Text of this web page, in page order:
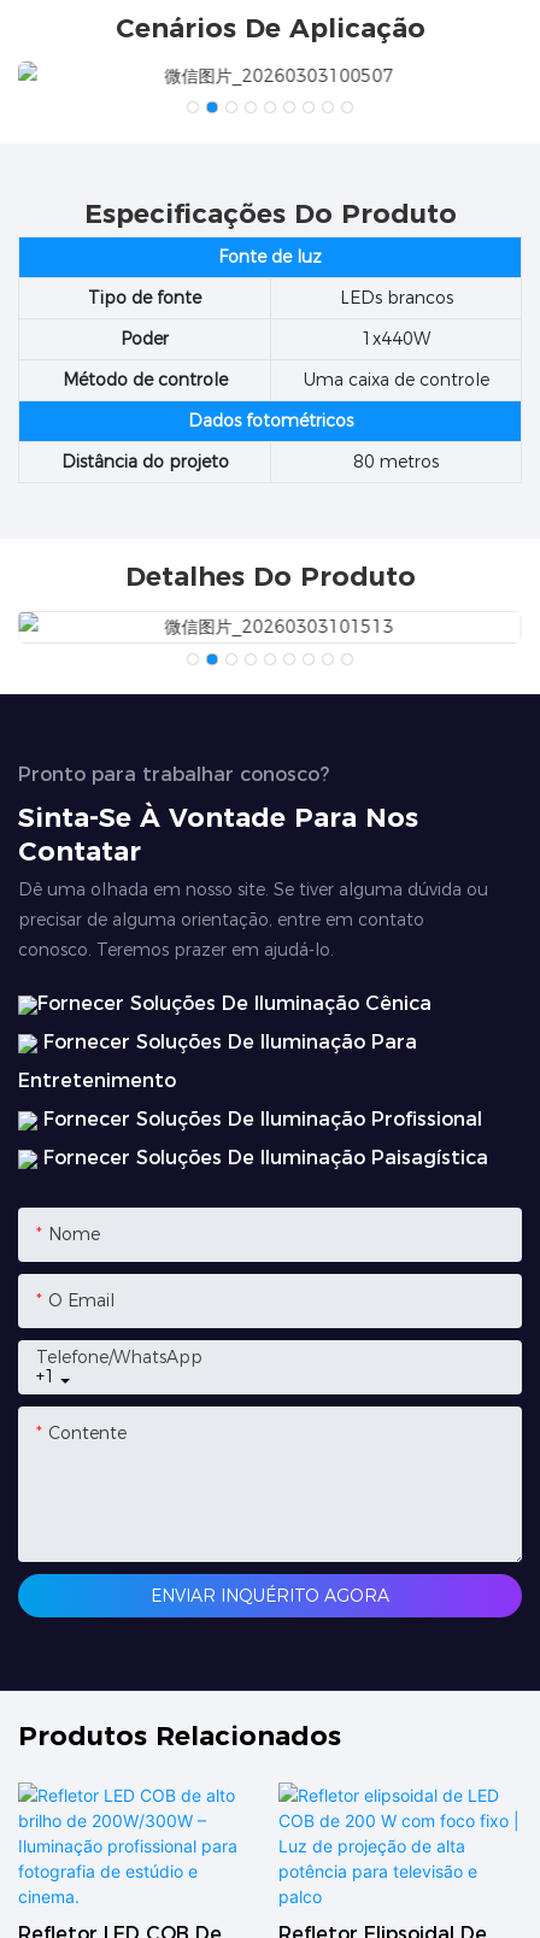
Cenários De Aplicação
Especificações Do Produto
Fonte de luz
Tipo de fonte
LEDs brancos
Poder
1x440W
Método de controle
Uma caixa de controle
Dados fotométricos
Distância do projeto
80 metros
Detalhes Do Produto
Pronto para trabalhar conosco?
Sinta-Se À Vontade Para Nos
Contatar
Dê uma olhada em nosso site. Se tiver alguma dúvida ou
precisar de alguma orientação, entre em contato
conosco. Teremos prazer em ajudá-lo.
Fornecer Soluções De Iluminação Cênica
Fornecer Soluções De Iluminação Para
Entretenimento
Fornecer Soluções De Iluminação Profissional
Fornecer Soluções De Iluminação Paisagística
Nome
O Email
+1
Telefone/whatsApp
Contente
ENVIAR INQUÉRITO AGORA
Produtos Relacionados